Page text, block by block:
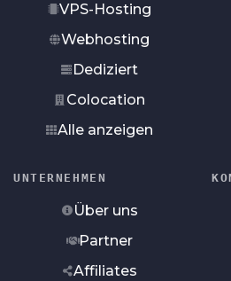
VPS-Hosting
Webhosting
Dediziert
Colocation
Alle anzeigen
UNTERNEHMEN
Über uns
Partner
Affiliates